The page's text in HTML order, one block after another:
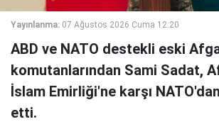
Yayınlanma: 07 Ağustos 2026 Cuma 12:20
ABD ve NATO destekli eski
komutanlarından Sami Sadat,
İslam Emirliği'ne karşı
etti.